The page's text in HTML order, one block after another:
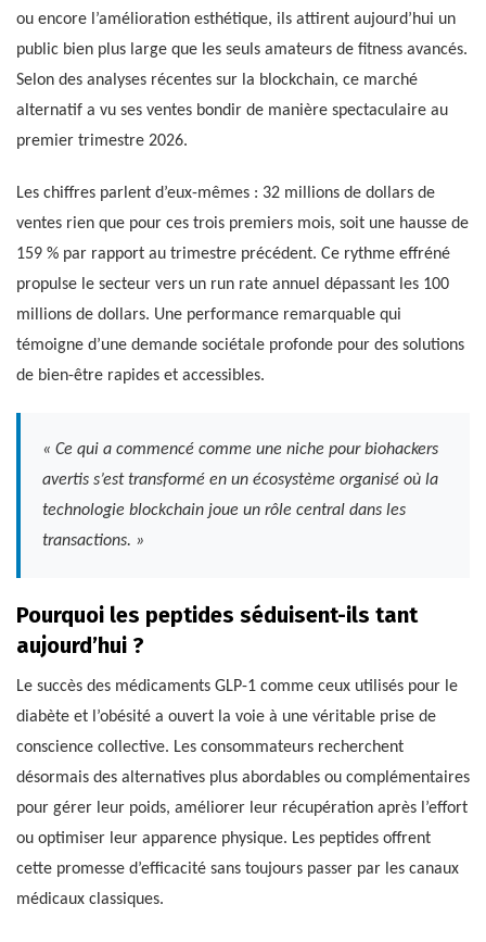
ou encore l’amélioration esthétique, ils attirent aujourd’hui un
public bien plus large que les seuls amateurs de fitness avancés.
Selon des analyses récentes sur la blockchain, ce marché
alternatif a vu ses ventes bondir de manière spectaculaire au
premier trimestre 2026.
Les chiffres parlent d’eux-mêmes : 32 millions de dollars de
ventes rien que pour ces trois premiers mois, soit une hausse de
159 % par rapport au trimestre précédent. Ce rythme effréné
propulse le secteur vers un run rate annuel dépassant les 100
millions de dollars. Une performance remarquable qui
témoigne d’une demande sociétale profonde pour des solutions
de bien-être rapides et accessibles.
« Ce qui a commencé comme une niche pour biohackers
avertis s’est transformé en un écosystème organisé où la
technologie blockchain joue un rôle central dans les
transactions. »
Pourquoi les peptides séduisent-ils tant
aujourd’hui ?
Le succès des médicaments GLP-1 comme ceux utilisés pour le
diabète et l’obésité a ouvert la voie à une véritable prise de
conscience collective. Les consommateurs recherchent
désormais des alternatives plus abordables ou complémentaires
pour gérer leur poids, améliorer leur récupération après l’effort
ou optimiser leur apparence physique. Les peptides offrent
cette promesse d’efficacité sans toujours passer par les canaux
médicaux classiques.